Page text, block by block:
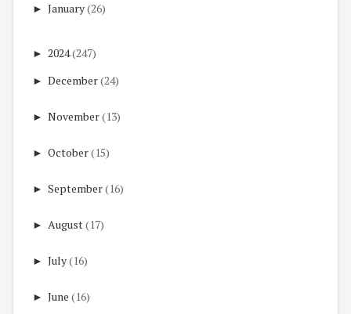
► January(26)
► 2024(247)
► December(24)
► November(13)
► October(15)
► September(16)
► August(17)
► July(16)
► June (16)